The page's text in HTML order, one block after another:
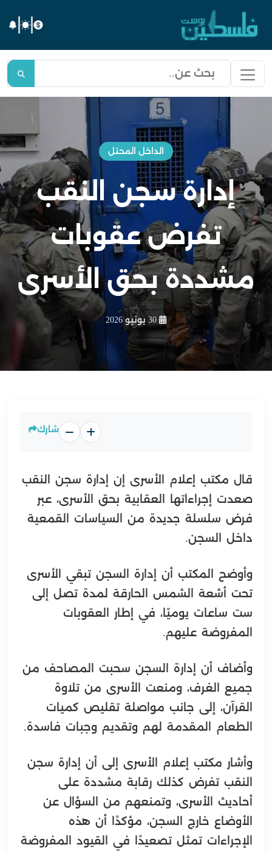
الداخل المحتل
إدارة سجن النقب
تفرض عقوبات
مشددة بحق الأسرى
شارك
قال مكتب إعلام الأسرى إن إدارة سجن النقب
صعدت إجراءاتها العقابية بحق الأسرى، عبر
فرض سلسلة جديدة من السياسات القمعية
داخل السجن.
وأوضح المكتب أن إدارة السجن تبقي الأسرى
تحت أشعة الشمس الحارقة لمدة تصل إلى
ست ساعات يوميًا، في إطار العقوبات
المفروضة عليهم.
وأضاف أن إدارة السجن سحبت المصاحف من
جميع الغرف، ومنعت الأسرى من تلاوة
القرآن، إلى جانب مواصلة تقليص كميات
الطعام المقدمة لهم وتقديم وجبات فاسدة.
وأشار مكتب إعلام الأسرى إلى أن إدارة سجن
النقب تفرض كذلك رقابة مشددة على
أحاديث الأسرى، وتمنعهم من السؤال عن
الأوضاع خارج السجن، مؤكدًا أن هذه
الإجراءات تمثل تصعيدًا في القيود المفروضة